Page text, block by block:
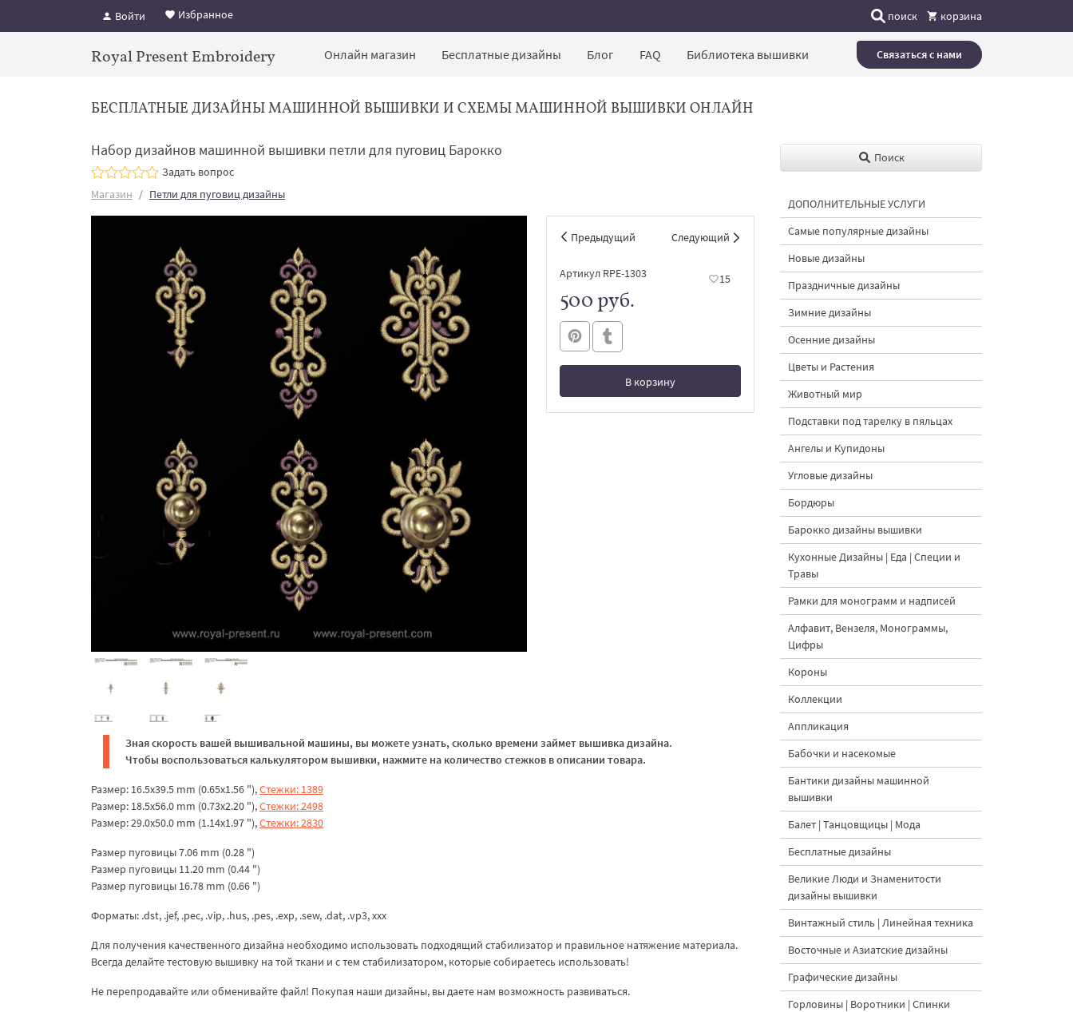
Войти Избранное поиск корзина
Royal Present Embroidery Онлайн магазин Бесплатные дизайны Блог FAQ Библиотека вышивки Связаться с нами
БЕСПЛАТНЫЕ ДИЗАЙНЫ МАШИННОЙ ВЫШИВКИ И СХЕМЫ МАШИННОЙ ВЫШИВКИ ОНЛАЙН
Набор дизайнов машинной вышивки петли для пуговиц Барокко
Задать вопрос
Магазин
Петли для пуговиц дизайны
Предыдущий Следующий
Артикул RPE-1303 15
500 руб.
В корзину
В корзине
Зная скорость вашей вышивальной машины, вы можете узнать, сколько времени займет вышивка дизайна.
Чтобы воспользоваться калькулятором вышивки, нажмите на количество стежков в описании товара.
Размер: 16.5x39.5 mm (0.65x1.56 "),Стежки: 1389
Размер: 18.5x56.0 mm (0.73x2.20 "),Стежки: 2498
Размер: 29.0x50.0 mm (1.14x1.97 "),Стежки: 2830
Размер пуговицы 7.06 mm (0.28 ")
Размер пуговицы 11.20 mm (0.44 ")
Размер пуговицы 16.78 mm (0.66 ")
Форматы: .dst, .jef, .pec, .vip, .hus, .pes, .exp, .sew, .dat, .vp3, xxx
Для получения качественного дизайна необходимо использовать подходящий стабилизатор и правильное натяжение материала.
Всегда делайте тестовую вышивку на той ткани и с тем стабилизатором, которые собираетесь использовать!
Не перепродавайте или обменивайте файл! Покупая наши дизайны, вы даете нам возможность развиваться.
Поиск
ДОПОЛНИТЕЛЬНЫЕ УСЛУГИ
Самые популярные дизайны
Новые дизайны
Праздничные дизайны
Зимние дизайны
Осенние дизайны
Цветы и Растения
Животный мир
Подставки под тарелку в пяльцах
Ангелы и Купидоны
Угловые дизайны
Бордюры
Барокко дизайны вышивки
Кухонные Дизайны | Еда | Специи и
Травы
Рамки для монограмм и надписей
Алфавит, Вензеля, Монограммы,
Цифры
Короны
Коллекции
Аппликация
Бабочки и насекомые
Бантики дизайны машинной
вышивки
Балет | Танцовщицы | Мода
Бесплатные дизайны
Великие Люди и Знаменитости
дизайны вышивки
Винтажный стиль | Линейная техника
Восточные и Азиатские дизайны
Графические дизайны
Горловины | Воротники | Спинки